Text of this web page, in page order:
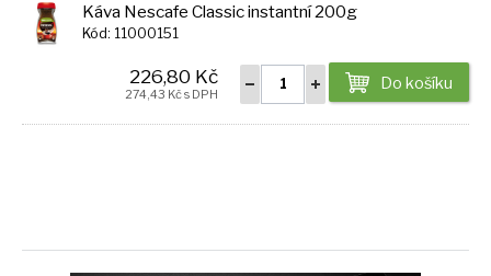
Káva Nescafe Classic instantní 200g
Kód: 11000151
Do košíku
226,80 Kč
274,43 Kč s DPH